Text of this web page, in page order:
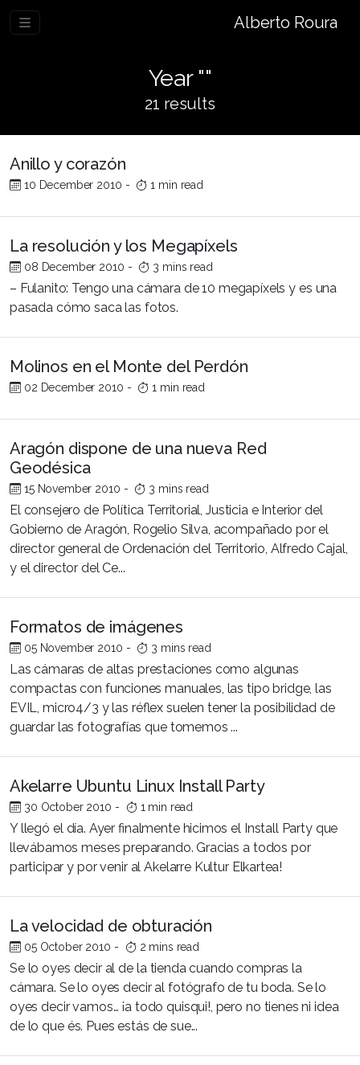
Alberto Roura
Year ""
21 results
Anillo y corazón
10 December 2010 - 1 min read
La resolución y los Megapíxels
08 December 2010 - 3 mins read
– Fulanito: Tengo una cámara de 10 megapíxels y es una
pasada cómo saca las fotos.
Molinos en el Monte del Perdón
02 December 2010 - 1 min read
Aragón dispone de una nueva Red
Geodésica
15 November 2010 - 3 mins read
El consejero de Política Territorial, Justicia e Interior del
Gobierno de Aragón, Rogelio Silva, acompañado por el
director general de Ordenación del Territorio, Alfredo Cajal,
y el director del Ce...
Formatos de imágenes
05 November 2010 - 3 mins read
Las cámaras de altas prestaciones como algunas
compactas con funciones manuales, las tipo bridge, las
EVIL, micro4/3 y las réflex suelen tener la posibilidad de
guardar las fotografías que tomemos ...
Akelarre Ubuntu Linux Install Party
30 October 2010 - 1 min read
Y llegó el día. Ayer finalmente hicimos el Install Party que
llevábamos meses preparando. Gracias a todos por
participar y por venir al Akelarre Kultur Elkartea!
La velocidad de obturación
05 October 2010 - 2 mins read
Se lo oyes decir al de la tienda cuando compras la
cámara. Se lo oyes decir al fotógrafo de tu boda. Se lo
oyes decir vamos… ¡a todo quisqui!, pero no tienes ni idea
de lo que és. Pues estás de sue...